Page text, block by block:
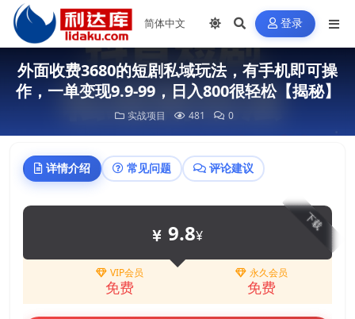
登录
外面收费3680的短剧私域玩法，有手机即可操
作，一单变现9.9-99，日入800很轻松【揭秘】
实战项目 481 0
详情介绍 常见问题 评论建议
下载
9.8¥
VIP会员
免费
永久会员
免费